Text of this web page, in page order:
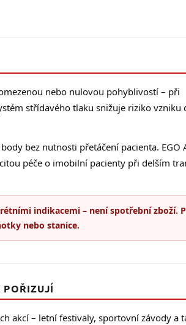
nebo nulovou pohyblivostí – při
střídavého tlaku snižuje riziko vzniku
bez nutnosti přetáčení pacienta. EGO
péče o imobilní pacienty při delším
indikacemi – není spotřební zboží.
nebo stanice.
akcí – letní festivaly, sportovní závody a